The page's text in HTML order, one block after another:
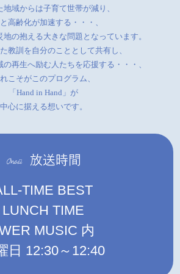
地域からは子育て世帯が減り、
高齢化が加速する・・・、
の抱える大きな問題となっています。
教訓を自分のこととして共有し、
再生へ励む人たちを応援する・・・、
こそがこのプログラム、
「Hand in Hand」が
中心に据える想いです。
TIME BEST
LUNCH TIME
MUSIC 内
日 12:30～12:40